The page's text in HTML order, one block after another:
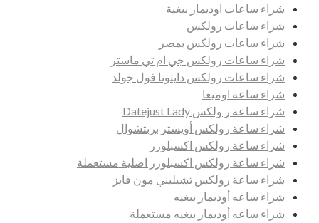
شراء ساعات اوديمار بيغية
شراء ساعات رولكس
شراء ساعات رولكس بمصر
شراء ساعات رولكس جي ام تي ماستر
شراء ساعات رولكس دايتونا فول جولد
شراء ساعة اوميغا
شراء ساعة ر ولكس Datejust Lady
شراء ساعة رولكس أويستر بربتشوال
شراء ساعة رولكس اكسبلورر
شراء ساعة رولكس اكسبلورر اصلية مستعملة
شراء ساعة رولكس تشيليني مون فايز
شراء ساعه أوديمار بيغيه
شراء ساعه أوديمار بيغيه مستعملة